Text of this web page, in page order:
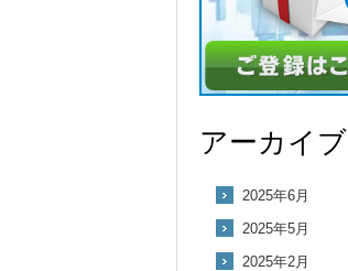
アーカイブ
2025年6月
2025年5月
2025年2月